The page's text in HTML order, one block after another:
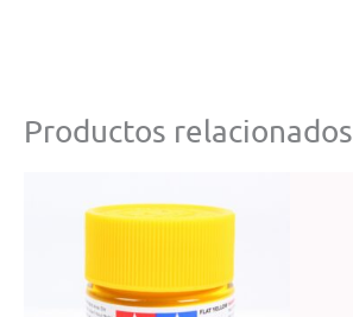
Productos relacionados